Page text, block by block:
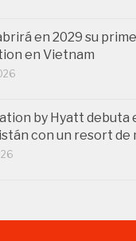
en 2029 su
en Vietnam
by Hyatt debuta
con un resort de